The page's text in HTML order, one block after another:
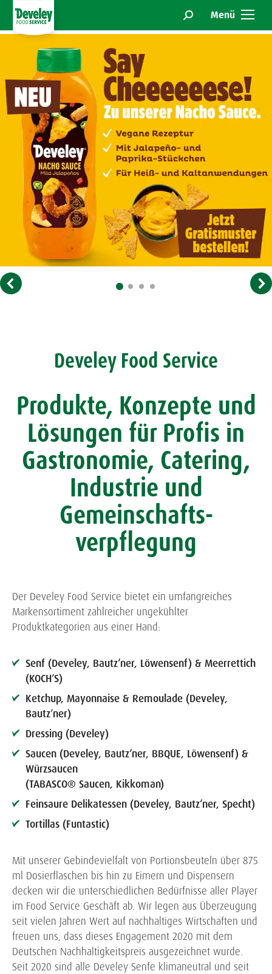
Menü
Search:
Develey Food Service
Produkte, Konzepte und
Lösungen für Profis in
Gastronomie, Catering,
Industrie und
Gemeinschafts­
verpflegung
Der Develey Food Service bietet ein umfangreiches
Markensortiment zahlreicher ungekühlter
Produktkategorien aus einer Hand:
Senf (Develey, Bautz‘ner, Löwensenf) & Meerrettich
(KOCH’S)
Ketchup, Mayonnaise & Remoulade (Develey,
Bautz’ner)
Dressing (Develey)
Saucen (Develey, Bautz‘ner, BBQUE, Löwensenf) &
Würzsaucen
(TABASCO® Saucen, Kikkoman)
Feinsaure Delikatessen (Develey, Bautz‘ner, Specht)
Tortillas (Funtastic)
Mit unserer Gebindevielfalt von Portionsbeuteln über 875
ml Dosierflaschen bis hin zu Eimern und Dispensern
decken wir die unterschiedlichen Bedürfnisse aller Player
im Food Service Geschäft ab. Wir legen aus Überzeugung
seit vielen Jahren Wert auf nachhaltiges Wirtschaften und
freuen uns, dass dieses Engagement 2020 mit dem
Deutschen Nachhaltigkeitspreis ausgezeichnet wurde.
Seit 2020 sind alle Develey Senfe klimaneutral und seit